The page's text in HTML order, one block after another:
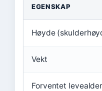
EGENSKAP
Høyde
Vekt
Forventet levealder